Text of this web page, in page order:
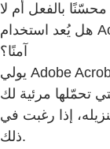
هل يُعد استخدام Acrobat عبر الإنترنت لإزالة صفحات PDF
آمنًا؟
يولي Adobe Acrobat أهمية قصوى لأمان المستندات. أدواتنا
تحمّلها مرئية لك
إذا رغبت في
ذلك.